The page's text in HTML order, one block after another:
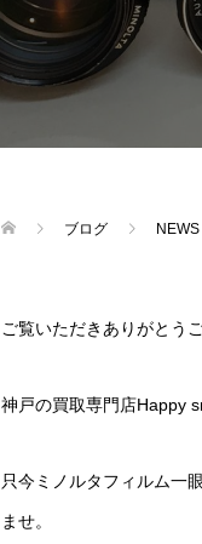
ブログ NEWS
ご覧いただきありがとう
神戸の買取専門店Happy
只今ミノルタフィルム一
ませ。